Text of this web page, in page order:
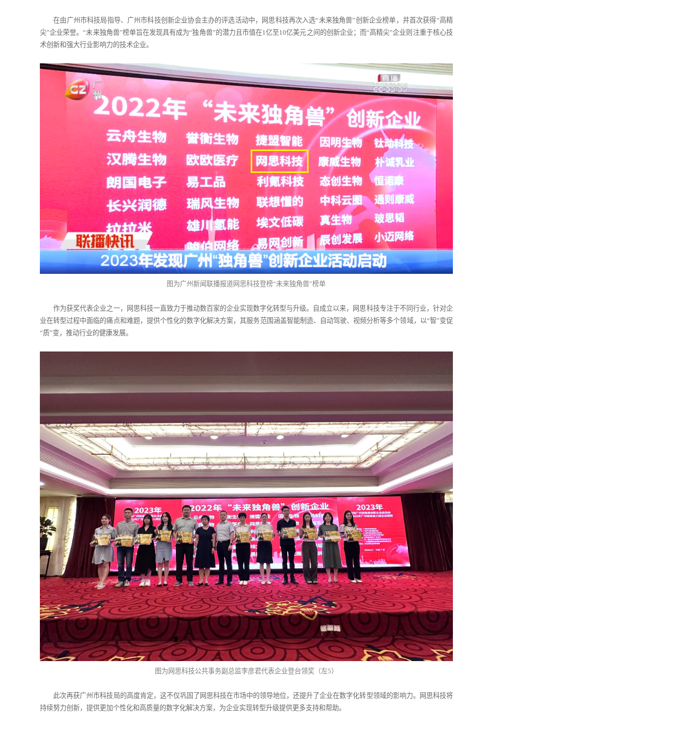
在由广州市科技局指导、广州市科技创新企业协会主办的评选活动中，网思科技再次入选“未来独角兽”创新企业榜单，并首次获得“高精
尖”企业荣誉。“未来独角兽”榜单旨在发现具有成为“独角兽”的潜力且市值在1亿至10亿美元之间的创新企业；而“高精尖”企业则注重于核心技
术创新和强大行业影响力的技术企业。
图为广州新闻联播报道网思科技登榜“未来独角兽”榜单
作为获奖代表企业之一，网思科技一直致力于推动数百家的企业实现数字化转型与升级。自成立以来，网思科技专注于不同行业，针对企
业在转型过程中面临的痛点和难题，提供个性化的数字化解决方案，其服务范围涵盖智能制造、自动驾驶、视频分析等多个领域，以“智”变促
“质”变，推动行业的健康发展。
图为网思科技公共事务副总监李彦君代表企业登台领奖（左5）
此次再获广州市科技局的高度肯定，这不仅巩固了网思科技在市场中的领导地位，还提升了企业在数字化转型领域的影响力。网思科技将
持续努力创新，提供更加个性化和高质量的数字化解决方案，为企业实现转型升级提供更多支持和帮助。